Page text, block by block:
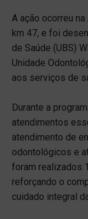
A ação ocorreu
km 47, e foi
de Saúde (UBS)
Unidade
aos serviços de
Durante a
atendimentos
atendimento de
odontológicos e
foram realizados
reforçando o
cuidado integral